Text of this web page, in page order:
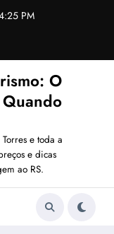
PM
O
e toda a
e dicas
ao RS.